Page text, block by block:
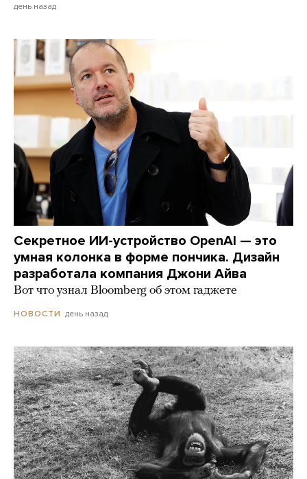
день назад
Секретное ИИ-устройство OpenAI — это
умная колонка в форме пончика. Дизайн
разработала компания Джони Айва
Вот что узнал Bloomberg об этом гаджете
НОВОСТИ день назад